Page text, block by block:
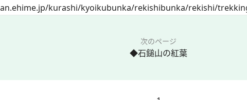
kurashi/kyoikubunka/rekishibunka/rekishi/
次のページ
◆石鎚山の紅葉